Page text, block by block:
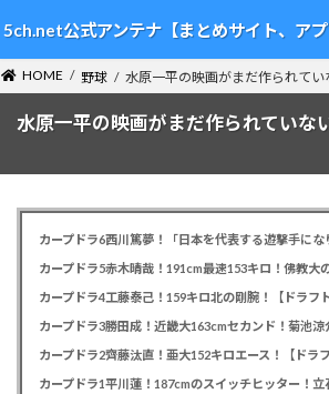
ン
テ
ン
ツ
ビ
ゲ
ー
シ
5ch.net公式アンテナ【まとめサイト、アプ
HOME 野球 水原一平の映画がまだ作られてい
水原一平の映画がまだ作られていな
カープドラ4工藤泰己！159キロ北の剛腕！【ドラフ
カープドラ2齊藤汰直！亜大152キロエース！【ドラ